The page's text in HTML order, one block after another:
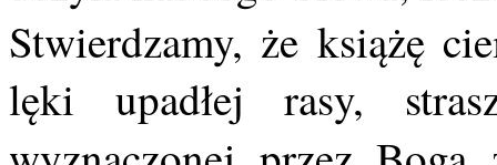
Stwierdzamy, że książę
lęki upadłej rasy,